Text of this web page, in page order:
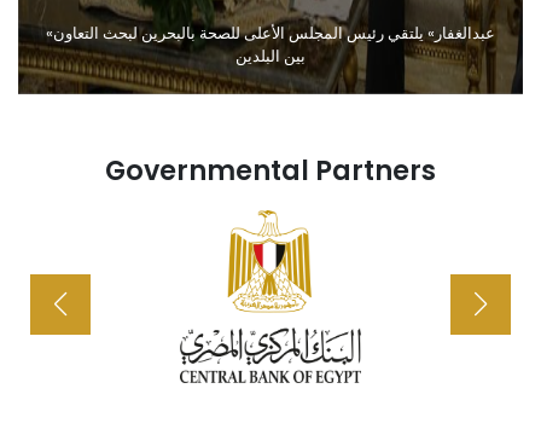
«عبدالغفار» يلتقي رئيس المجلس الأعلى للصحة بالبحرين لبحث التعاون
بين البلدين
Governmental Partners